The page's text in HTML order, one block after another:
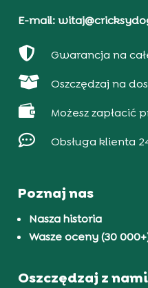
E-mail:
 Gwarancja na
 Oszczędzaj na
 Możesz zapłacić
 Obsługa klienta
Poznaj nas
Nasza historia
Wasze oceny (30
Oszczędzaj z nami